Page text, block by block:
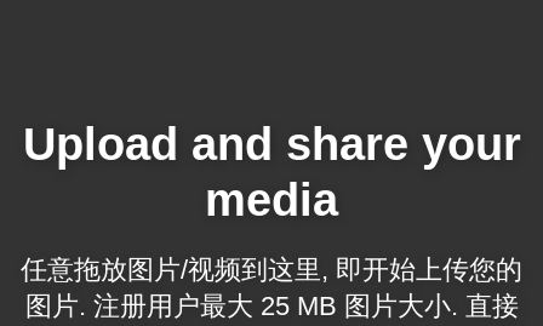
Upload and share your
media
任意拖放图片/视频到这里, 即开始上传您的
图片. 注册用户最大 25 MB 图片大小. 直接